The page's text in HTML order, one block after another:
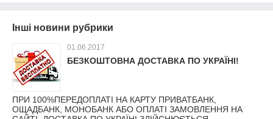
Інші новини рубрики
01.06.2017
БЕЗКОШТОВНА ДОСТАВКА ПО УКРАЇНІ!
ПРИ 100%ПЕРЕДОПЛАТІ НА КАРТУ ПРИВАТБАНК,
ОЩАДБАНК, МОНОБАНК АБО ОПЛАТІ ЗАМОВЛЕННЯ НА